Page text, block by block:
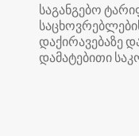
საგანგებო
დაქირავებაზე
დამატებითი